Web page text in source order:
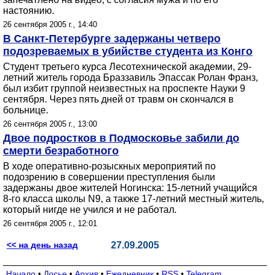
настоянию.
26 сентября 2005 г., 14:40
В Санкт-Петербурге задержаны четверо
подозреваемых в убийстве студента из Конго
Студент третьего курса Лесотехнической академии, 29-
летний житель города Браззавиль Эпассак Ролан Франз,
был избит группой неизвестных на проспекте Науки 9
сентября. Через пять дней от травм он скончался в
больнице.
26 сентября 2005 г., 13:00
Двое подростков в Подмосковье забили до
смерти безработного
В ходе оперативно-розыскных мероприятий по
подозрению в совершении преступления были
задержаны двое жителей Ногинска: 15-летний учащийся
8-го класса школы N9, а также 17-летний местный житель,
который нигде не учился и не работал.
26 сентября 2005 г., 12:01
<< на день назад 27.09.2005